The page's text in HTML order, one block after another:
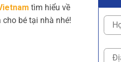
tìm hiểu về
bé tại nhà nhé!